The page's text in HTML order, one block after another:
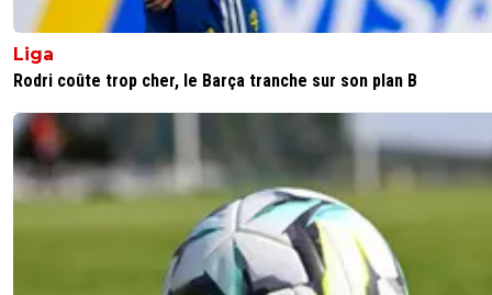
Liga
Rodri coûte trop cher, le Barça tranche sur son plan B